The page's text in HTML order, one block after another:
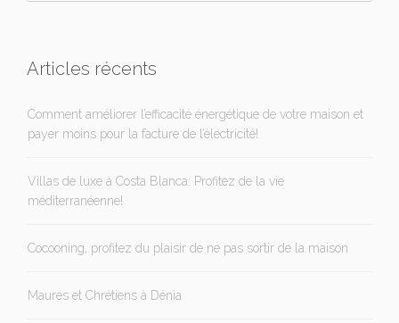
Articles récents
Comment améliorer l’efficacité énergétique de votre maison et
payer moins pour la facture de l’électricité!
Villas de luxe à Costa Blanca: Profitez de la vie
méditerranéenne!
Cocooning, profitez du plaisir de ne pas sortir de la maison
Maures et Chrétiens à Dénia